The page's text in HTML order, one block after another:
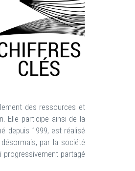
des ressources et
Elle participe ainsi de la
depuis 1999, est réalisé
par la société
progressivement partagé